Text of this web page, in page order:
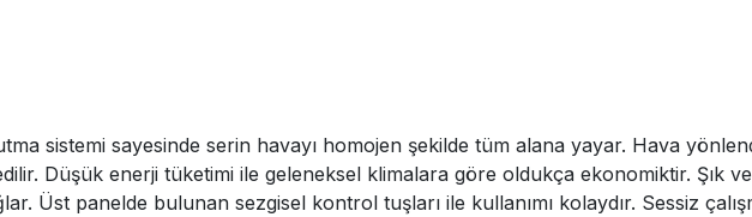
sistemi sayesinde serin havayı homojen şekilde tüm alana yayar. Hava
Düşük enerji tüketimi ile geleneksel klimalara göre oldukça ekonomiktir. Şık ve
Üst panelde bulunan sezgisel kontrol tuşları ile kullanımı kolaydır. Sessiz